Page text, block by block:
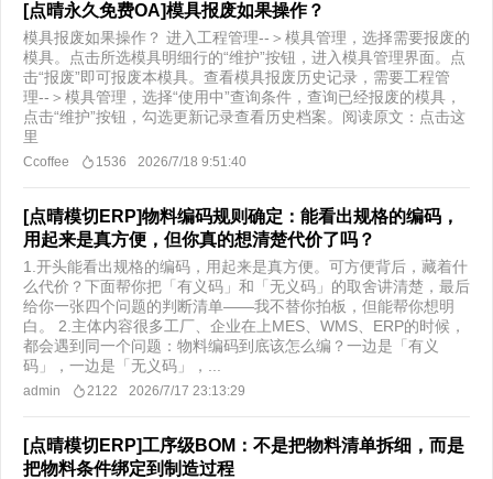
[点晴永久免费OA]模具报废如果操作？
模具报废如果操作？ 进入工程管理--＞模具管理，选择需要报废的
模具。点击所选模具明细行的“维护”按钮，进入模具管理界面。点
击“报废”即可报废本模具。查看模具报废历史记录，需要工程管
理--＞模具管理，选择“使用中”查询条件，查询已经报废的模具，
点击“维护”按钮，勾选更新记录查看历史档案。​ 阅读原文：点击这
里
Ccoffee 1536 2026/7/18 9:51:40
[点晴模切ERP]物料编码规则确定：能看出规格的编码，
用起来是真方便，但你真的想清楚代价了吗？
1.开头能看出规格的编码，用起来是真方便。可方便背后，藏着什
么代价？下面帮你把「有义码」和「无义码」的取舍讲清楚，最后
给你一张四个问题的判断清单——我不替你拍板，但能帮你想明
白。 2.主体内容很多工厂、企业在上MES、WMS、ERP的时候，
都会遇到同一个问题：物料编码到底该怎么编？一边是「有义
码」，一边是「无义码」，...
admin 2122 2026/7/17 23:13:29
[点晴模切ERP]工序级BOM：不是把物料清单拆细，而是
把物料条件绑定到制造过程